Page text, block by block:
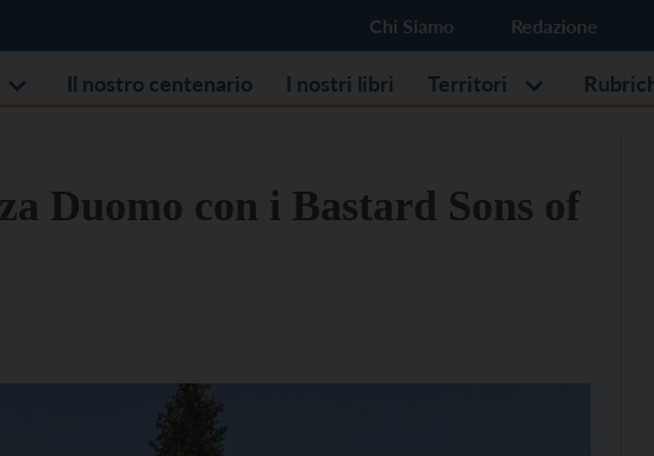
Chi Siamo Redazione
Il nostro centenario I nostri libri Territori
Duomo con i Bastard Sons of